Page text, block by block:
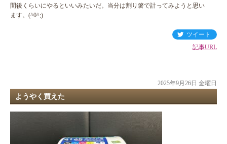
間後くらいにやるといいみたいだ。当分は割り箸で計ってみようと思い
ます。(^0^;)
ツイート
記事URL
2025年9月26日 金曜日
ようやく買えた